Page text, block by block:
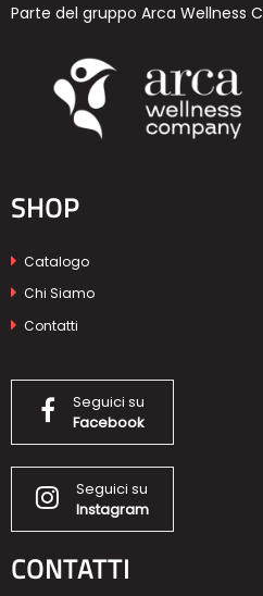
Parte del gruppo Arca Wellness
SHOP
Catalogo
Chi Siamo
Contatti
Seguici su
Facebook
Seguici su
Instagram
CONTATTI